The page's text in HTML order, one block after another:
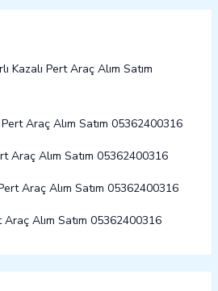
Kazalı Pert Araç Alım Satım
Araç Alım Satım 05362400316
Araç Alım Satım 05362400316
Araç Alım Satım 05362400316
Araç Alım Satım 05362400316